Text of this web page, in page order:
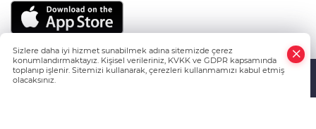
Sizlere daha iyi hizmet sunabilmek adına sitemizde çerez
konumlandırmaktayız. Kişisel verileriniz, KVKK ve GDPR kapsamında
toplanıp işlenir. Sitemizi kullanarak, çerezleri kullanmamızı kabul etmiş
olacaksınız.